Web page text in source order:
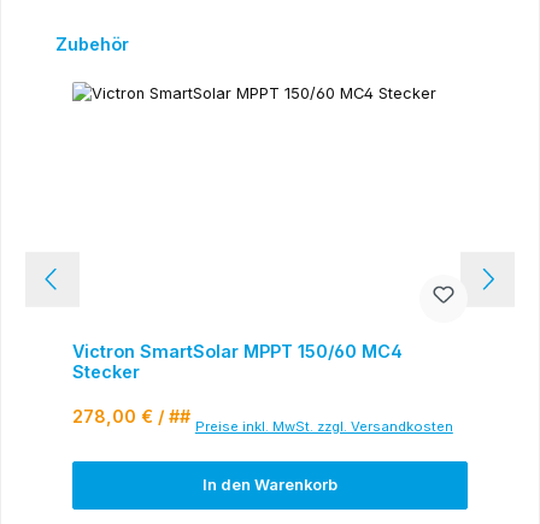
Produktgalerie überspringen
Zubehör
Victron SmartSolar MPPT 150/60 MC4
Stecker
Regulärer Preis:
278,00 € / ## Preise inkl. MwSt. zzgl. Versandkosten
In den Warenkorb